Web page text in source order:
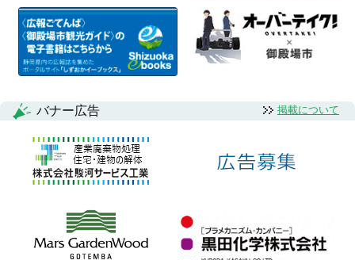
バナー広告 掲載について